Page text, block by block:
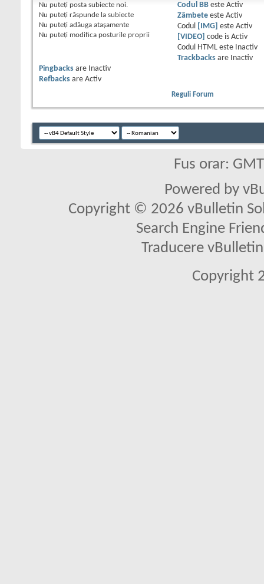
Nu puteţi posta subiecte noi.
Nu puteţi răspunde la subiecte
Nu puteţi adăuga ataşamente
Nu puteţi modifica posturile proprii
Codul BBeste Activ
Zâmbeteeste Activ
Codul
[IMG] este Activ
[VIDEO] code is Activ
Codul HTML este
Inactiv
Trackbacksare
Inactiv
Pingbacks are
Inactiv
Refbacks are Activ
Reguli Forum
Fus orar:
Powered by
Copyright © 2026 vBulletin
Search Engine
Traducere
Copyright